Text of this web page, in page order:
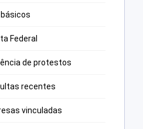
Federal
de protestos
recentes
vinculadas